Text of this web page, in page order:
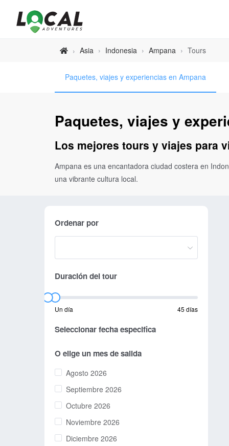
› Asia › Indonesia › Ampana › Tours
Paquetes, viajes y experiencias en Ampana
Paquetes, viajes y
Los mejores tours y viajes para
Ampana es una encantadora ciudad costera en
una vibrante cultura local.
Ordenar por
Duración del tour
Un día 45 días
Seleccionar fecha especifica
O elige un mes de salida
Agosto 2026
Septiembre 2026
Octubre 2026
Noviembre 2026
Diciembre 2026